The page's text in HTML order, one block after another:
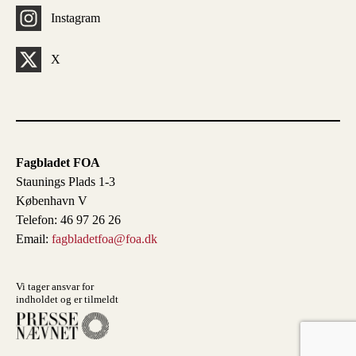
Fagbladet FOA
Staunings Plads 1-3
København V
Telefon: 46 97 26 26
Email: fagbladetfoa@foa.dk
Vi tager ansvar for
indholdet og er tilmeldt
Instagram
X